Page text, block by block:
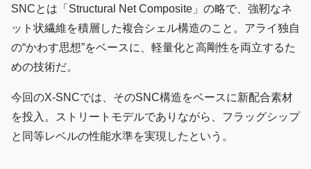
SNCとは「Structural Net Composite」の略で、強靭なネ
ット状繊維を積層した複合シェル構造のこと。アライ独自
の“かわす思想”をベースに、軽量化と高剛性を両立するた
めの技術だ。
今回のX-SNCでは、そのSNC構造をベースに新配合素材
を投入。ストリートモデルでありながら、フラッグシップ
と同等レベルの性能水準を実現したという。